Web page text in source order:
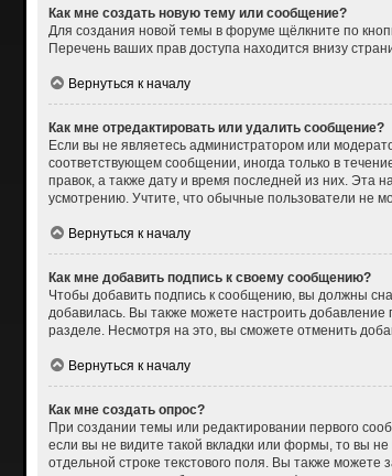
Как мне создать новую тему или сообщение?
Для создания новой темы в форуме щёлкните по
Перечень ваших прав доступа находится внизу
Вернуться к началу
Как мне отредактировать или удалить сообщение?
Если вы не являетесь администратором или
соответствующем сообщении, иногда только в
правок, а также дату и время последней из них. Эта
усмотрению. Учтите, что обычные пользователи не
Вернуться к началу
Как мне добавить подпись к своему сообщению?
Чтобы добавить подпись к сообщению, вы должны
добавилась. Вы также можете настроить
разделе. Несмотря на это, вы сможете отменить
Вернуться к началу
Как мне создать опрос?
При создании темы или редактировании первого
если вы не видите такой вкладки или формы, то вы
отдельной строке текстового поля. Вы также